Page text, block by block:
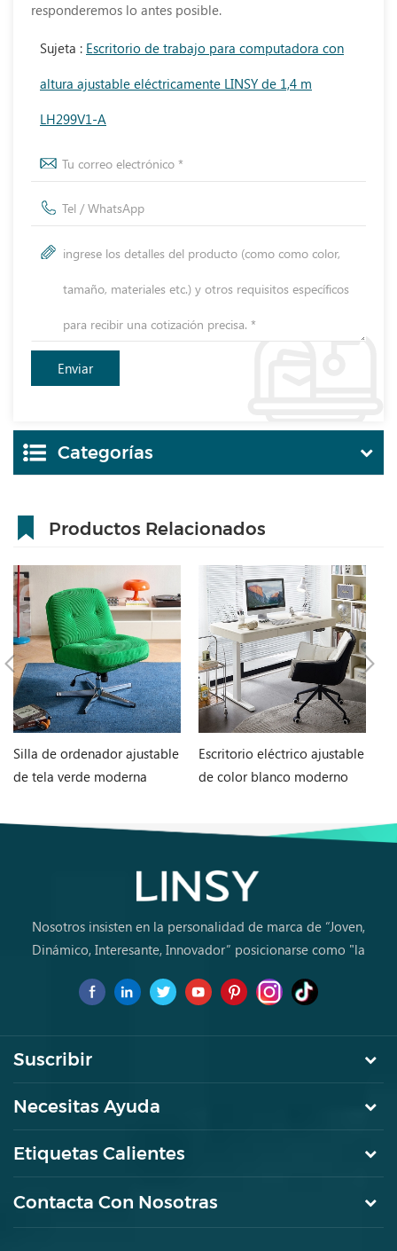
responderemos lo antes posible.
Sujeta : Escritorio de trabajo para computadora con
altura ajustable eléctricamente LINSY de 1,4 m
LH299V1-A
Categorías
Productos Relacionados
Silla de ordenador ajustable
de tela verde moderna
Escritorio eléctrico ajustable
de color blanco moderno
Nosotros insisten en la personalidad de marca de “Joven,
Dinámico, Interesante, Innovador” posicionarse como "la
por primera vez.
Suscribir
Necesitas Ayuda
Etiquetas Calientes
Contacta Con Nosotras